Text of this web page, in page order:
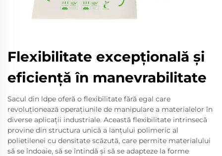
Flexibilitate excepțională și
eficiență în manevrabilitate
Sacul din ldpe oferă o flexibilitate fără egal care
revoluționează operațiunile de manipulare a materialelor în
diverse aplicații industriale. Această flexibilitate intrinsecă
provine din structura unică a lanțului polimeric al
polietilenei cu densitate scăzută, care permite materialului
să se îndoaie, să se întindă și să se adapteze la forme